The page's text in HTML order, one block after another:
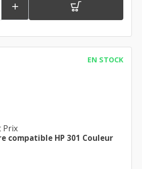

EN STOCK
Prix
compatible HP 301 Couleur